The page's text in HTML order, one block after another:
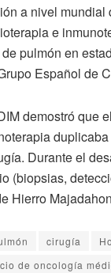
a nivel
e
pulmón en
Español de
demostró que
Durante el
(biopsias,
Hierro
cirugía
de oncología